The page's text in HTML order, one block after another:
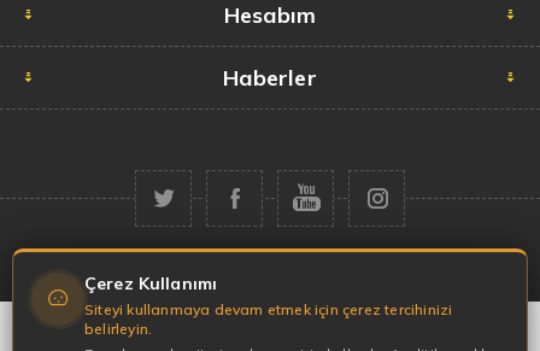
Hesabım
Haberler
Telif hakkı © 2026 Garaj Market. Tüm hakları saklıdır.
Çerez Kullanımı
Siteyi kullanmaya devam etmek için çerez tercihinizi
belirleyin.